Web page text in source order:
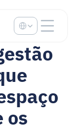
os
Select Language